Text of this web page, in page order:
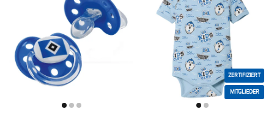
ZERTIFIZIERT
MITGLIEDER